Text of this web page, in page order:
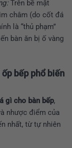
Trên bề mặt
châm (do cốt đá
là “thủ phạm”
bàn ăn bị ố vàng
bếp phổ biến
gì cho bàn bếp,
nhược điểm của
nhất, từ tự nhiên